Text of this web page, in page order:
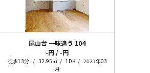
尾山台 一味違う 104
-円 / -円
徒歩13分 32.95㎡ 1DK
2021年03
月